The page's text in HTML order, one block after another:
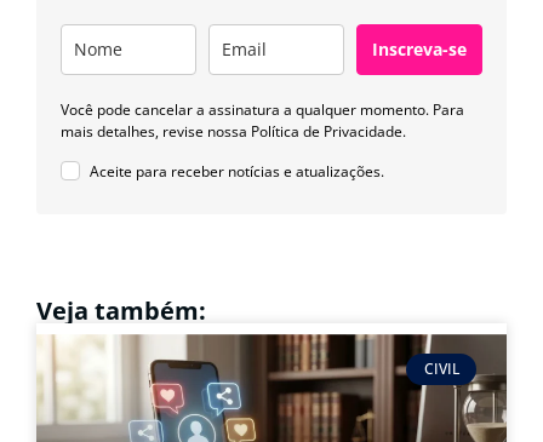
Inscreva-se
Você pode cancelar a assinatura a qualquer momento. Para
mais detalhes, revise nossa Política de Privacidade.
Aceite para receber notícias e atualizações.
Veja também:
CIVIL